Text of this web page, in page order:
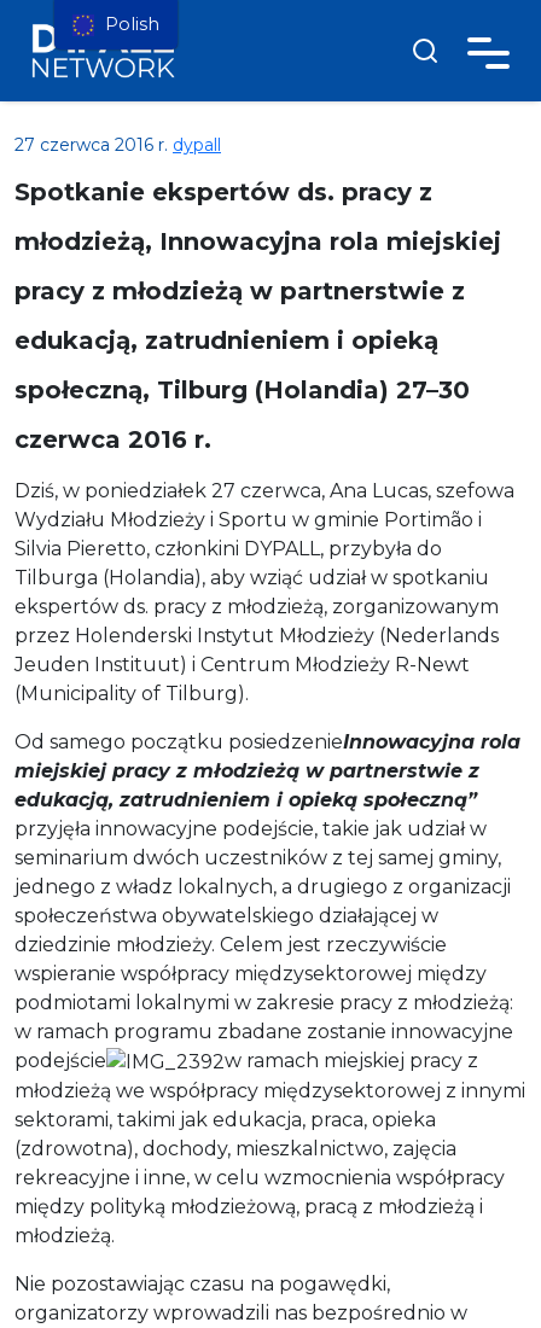
27 czerwca 2016 r. dypall
Spotkanie ekspertów ds. pracy z
młodzieżą, Innowacyjna rola miejskiej
pracy z młodzieżą w partnerstwie z
edukacją, zatrudnieniem i opieką
społeczną, Tilburg (Holandia) 27–30
czerwca 2016 r.
Dziś, w poniedziałek 27 czerwca, Ana Lucas, szefowa
Wydziału Młodzieży i Sportu w gminie Portimão i
Silvia Pieretto, członkini DYPALL, przybyła do
Tilburga (Holandia), aby wziąć udział w spotkaniu
ekspertów ds. pracy z młodzieżą, zorganizowanym
przez Holenderski Instytut Młodzieży (Nederlands
Jeuden Instituut) i Centrum Młodzieży R-Newt
(Municipality of Tilburg).
Od samego początku posiedzenieInnowacyjna rola
miejskiej pracy z młodzieżą w partnerstwie z
edukacją, zatrudnieniem i opieką społeczną”
przyjęła innowacyjne podejście, takie jak udział w
seminarium dwóch uczestników z tej samej gminy,
jednego z władz lokalnych, a drugiego z organizacji
społeczeństwa obywatelskiego działającej w
dziedzinie młodzieży. Celem jest rzeczywiście
wspieranie współpracy międzysektorowej między
podmiotami lokalnymi w zakresie pracy z młodzieżą:
w ramach programu zbadane zostanie innowacyjne
podejście
w ramach miejskiej pracy z
młodzieżą we współpracy międzysektorowej z innymi
sektorami, takimi jak edukacja, praca, opieka
(zdrowotna), dochody, mieszkalnictwo, zajęcia
rekreacyjne i inne, w celu wzmocnienia współpracy
między polityką młodzieżową, pracą z młodzieżą i
młodzieżą.
Nie pozostawiając czasu na pogawędki,
organizatorzy wprowadzili nas bezpośrednio w
Polish